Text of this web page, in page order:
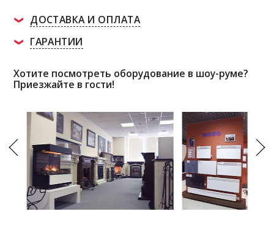
ДОСТАВКА И ОПЛАТА
ГАРАНТИИ
Хотите посмотреть оборудование в шоу-руме?
Приезжайте в гости!